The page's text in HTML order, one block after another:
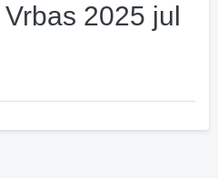
2025 jul